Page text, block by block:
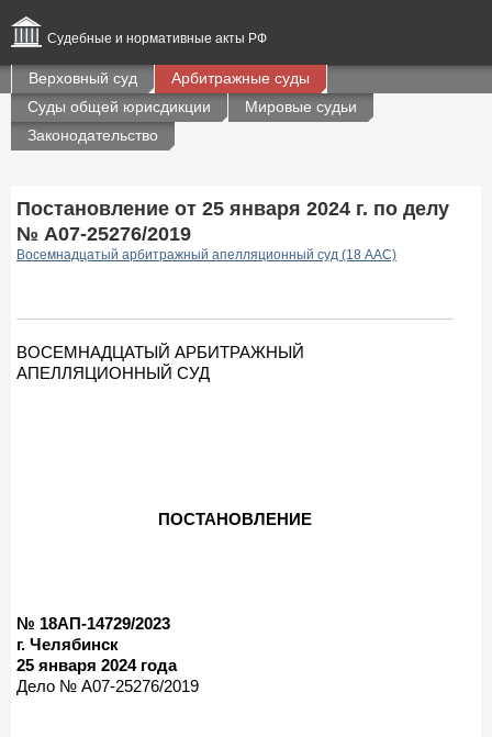
Судебные и нормативные акты РФ
Верховный суд
Арбитражные суды
Суды общей юрисдикции
Мировые судьи
Законодательство
Постановление от 25 января 2024 г. по делу
№ А07-25276/2019
Восемнадцатый арбитражный апелляционный суд (18 ААС)
ВОСЕМНАДЦАТЫЙ АРБИТРАЖНЫЙ
АПЕЛЛЯЦИОННЫЙ СУД
ПОСТАНОВЛЕНИЕ
№ 18АП-14729/2023
г. Челябинск
25 января 2024 года
Дело № А07-25276/2019